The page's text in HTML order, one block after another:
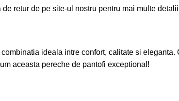
retur de pe site-ul nostru pentru mai multe
ideala intre confort, calitate si
aceasta pereche de pantofi exceptional!